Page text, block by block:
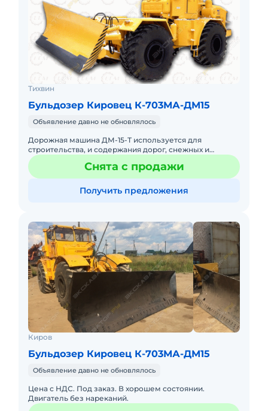
Тихвин
Бульдозер Кировец К-703МА-ДМ15
Объявление давно не обновлялось
Дорожная машина ДМ-15-Т используется для
строительства, и содержания дорог, снежных и
снежно-ледяных автомобильных дорог. Имеет 16
скоростей переднего и 8 скоро
Снята с продажи
Получить предложения
Киров
Бульдозер Кировец К-703МА-ДМ15
Объявление давно не обновлялось
Цена с НДС. Под заказ. В хорошем состоянии.
Двигатель без нареканий.